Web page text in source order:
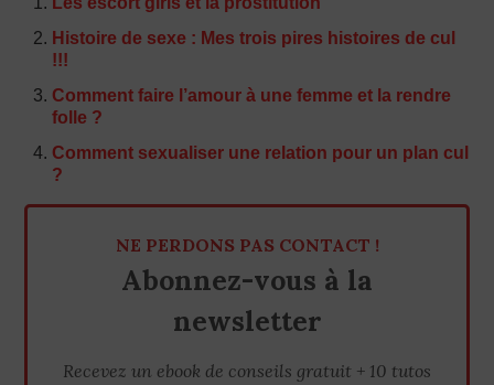
Histoire de sexe : Mes trois pires histoires de cul
!!!
Comment faire l’amour à une femme et la rendre
folle ?
Comment sexualiser une relation pour un plan cul
?
NE PERDONS PAS CONTACT !
Abonnez-vous à la
newsletter
Recevez un ebook de conseils gratuit + 10 tutos